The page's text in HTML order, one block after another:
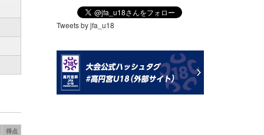
得点
Tweets by jfa_u18